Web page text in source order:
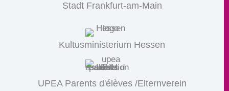
Stadt Frankfurt-am-Main
Kultusministerium Hessen
UPEA Parents d'élèves /Elternverein